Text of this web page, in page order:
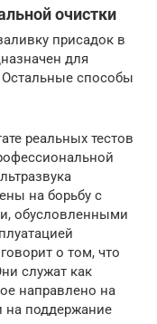
очистки
присадок в
для
Остальные способы
реальных тестов
на борьбу с
обусловленными
о том, что
служат как
направлено на
на поддержание